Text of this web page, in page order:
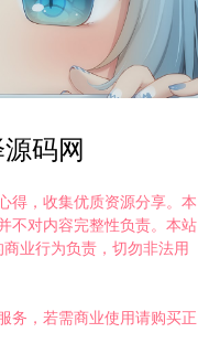
码网
得，收集优质资源分享。本
不对内容完整性负责。本站
业行为负责，切勿非法用
务，若需商业使用请购买正